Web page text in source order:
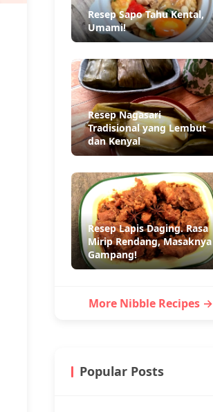
Resep Sapo Tahu Kental,
Umami!
Resep Nagasari
Tradisional yang Lembut
dan Kenyal
Resep Lapis Daging. Rasa
Mirip Rendang, Masaknya
Gampang!
More Nibble Recipes →
Popular Posts